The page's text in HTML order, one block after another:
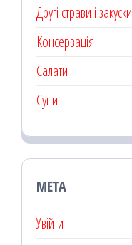
Другі страви і закуски
Консервація
Салати
Супи
МЕТА
Увійти